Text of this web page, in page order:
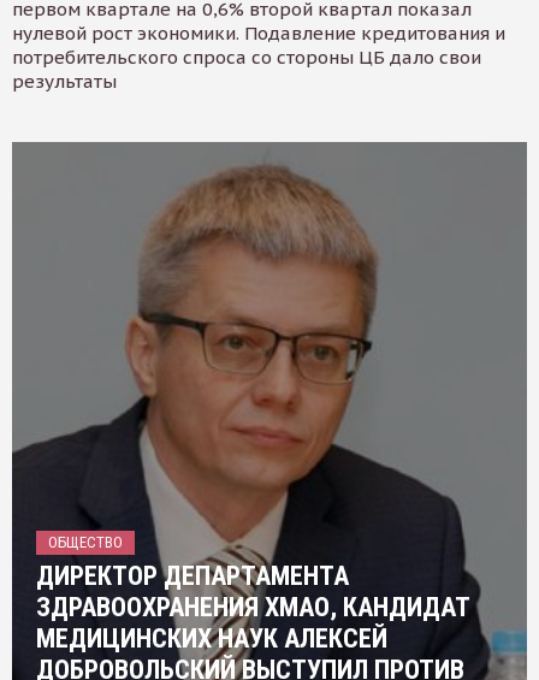
первом квартале на 0,6% второй квартал показал
нулевой рост экономики. Подавление кредитования и
потребительского спроса со стороны ЦБ дало свои
результаты
ОБЩЕСТВО
ДИРЕКТОР ДЕПАРТАМЕНТА
ЗДРАВООХРАНЕНИЯ ХМАО, КАНДИДАТ
МЕДИЦИНСКИХ НАУК АЛЕКСЕЙ
ДОБРОВОЛЬСКИЙ ВЫСТУПИЛ ПРОТИВ